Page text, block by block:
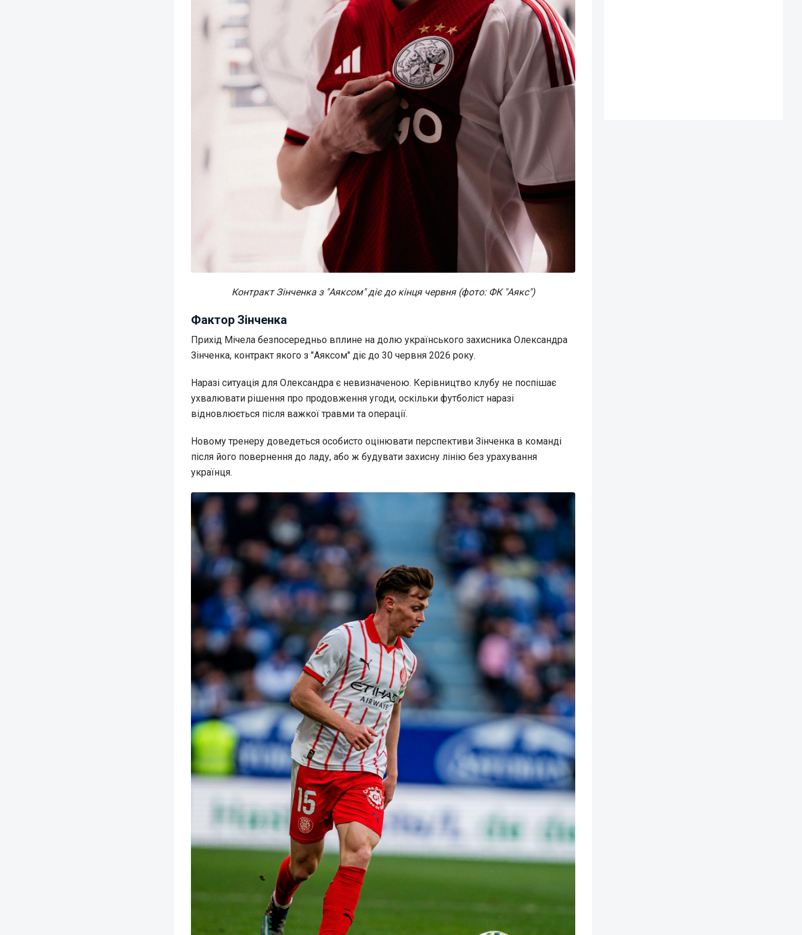
Контракт Зінченка з "Аяксом" діє до кінця червня (фото: ФК "Аякс")
Фактор Зінченка
Прихід Мічела безпосередньо вплине на долю українського захисника Олександра
Зінченка, контракт якого з "Аяксом" діє до 30 червня 2026 року.
Наразі ситуація для Олександра є невизначеною. Керівництво клубу не поспішає
ухвалювати рішення про продовження угоди, оскільки футболіст наразі
відновлюється після важкої травми та операції.
Новому тренеру доведеться особисто оцінювати перспективи Зінченка в команді
після його повернення до ладу, або ж будувати захисну лінію без урахування
українця.